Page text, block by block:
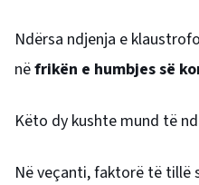
Ndërsa ndjenja e
nëfrikën e humbjes së
Këto dy kushte mund të
Në veçanti, faktorë të tillë